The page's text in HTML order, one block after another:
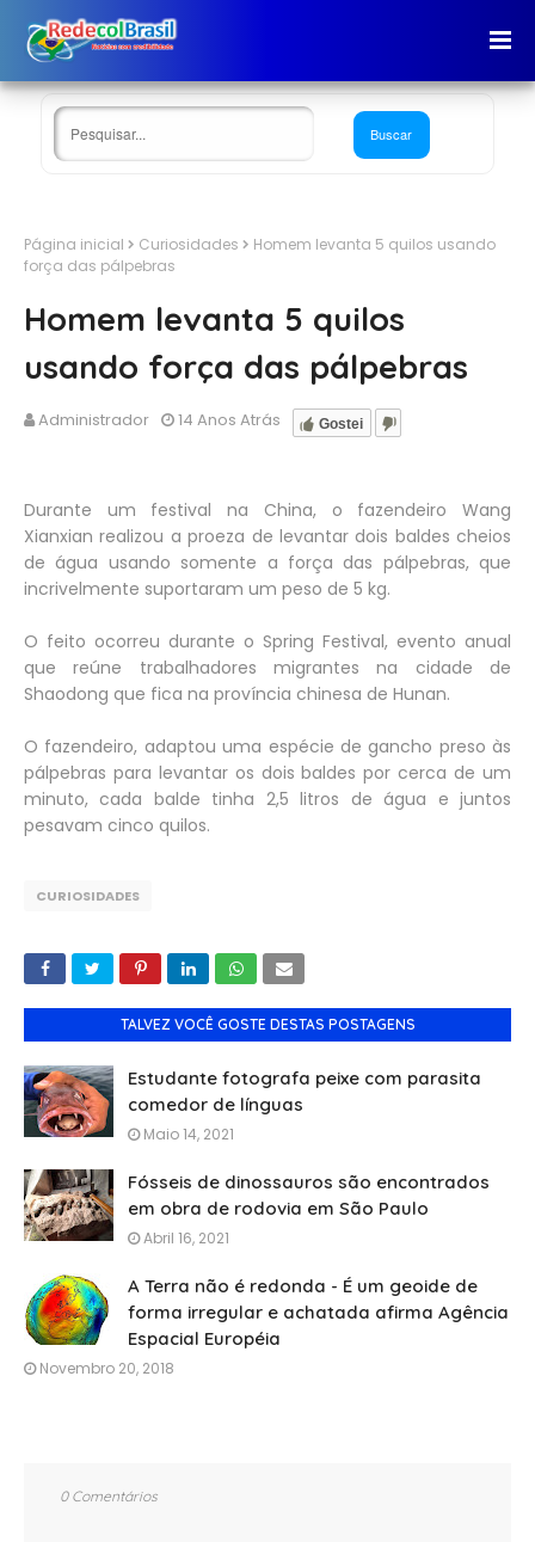
Página inicial Curiosidades
Homem levanta 5 quilos usando
força das pálpebras
Homem levanta 5 quilos
usando força das pálpebras
Administrador Gostei
14 Anos Atrás
Durante um festival na China, o fazendeiro Wang
Xianxian realizou a proeza de levantar dois baldes cheios
de água usando somente a força das pálpebras, que
incrivelmente suportaram um peso de 5 kg.
O feito ocorreu durante o Spring Festival, evento anual
que reúne trabalhadores migrantes na cidade de
Shaodong que fica na província chinesa de Hunan.
O fazendeiro, adaptou uma espécie de gancho preso às
pálpebras para levantar os dois baldes por cerca de um
minuto, cada balde tinha 2,5 litros de água e juntos
pesavam cinco quilos.
CURIOSIDADES
TALVEZ VOCÊ GOSTE DESTAS POSTAGENS
Estudante fotografa peixe com parasita
comedor de línguas
Maio 14, 2021
Fósseis de dinossauros são encontrados
em obra de rodovia em São Paulo
Abril 16, 2021
A Terra não é redonda - É um geoide de
forma irregular e achatada afirma Agência
Espacial Européia
Novembro 20, 2018
0 Comentários